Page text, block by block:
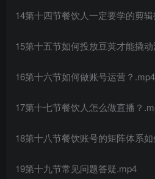
14第十四节餐饮人一定要学的剪
15第十五节如何投放豆荚才能撬
16第十六节如何做账号运营？.mp4
17第十七节餐饮人怎么做直播？
18第十八节餐饮账号的矩阵体系
19第十九节常见问题答疑.mp4